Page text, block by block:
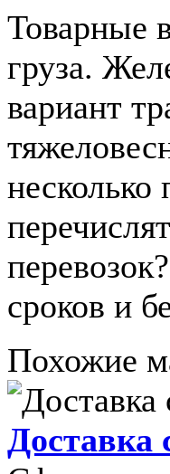
Товарные
груза.
вариант
несколько
сроков и
Похожие
Доставка